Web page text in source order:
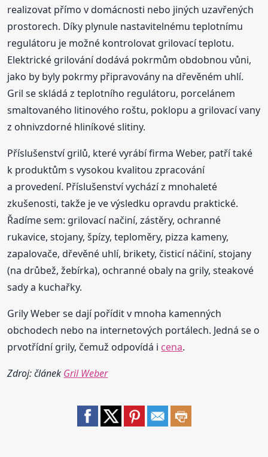
realizovat přímo v domácnosti nebo jiných uzavřených
prostorech. Díky plynule nastavitelnému teplotnímu
regulátoru je možné kontrolovat grilovací teplotu.
Elektrické grilování dodává pokrmům obdobnou vůni,
jako by byly pokrmy připravovány na dřevěném uhlí.
Gril se skládá z teplotního regulátoru, porcelánem
smaltovaného litinového roštu, poklopu a grilovací vany
z ohnivzdorné hliníkové slitiny.
Příslušenství grilů, které vyrábí firma Weber, patří také
k produktům s vysokou kvalitou zpracování
a provedení. Příslušenství vychází z mnohaleté
zkušenosti, takže je ve výsledku opravdu praktické.
Řadíme sem: grilovací načiní, zástěry, ochranné
rukavice, stojany, špízy, teploměry, pizza kameny,
zapalovače, dřevěné uhlí, brikety, čisticí náčiní, stojany
(na drůbež, žebírka), ochranné obaly na grily, steakové
sady a kuchařky.
Grily Weber se dají pořídit v mnoha kamenných
obchodech nebo na internetových portálech. Jedná se o
prvotřídní grily, čemuž odpovídá i cena.
Zdroj: článek Gril Weber